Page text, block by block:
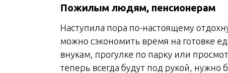
Пожилым людям, пенсионерам
Наступила пора по-настоящему
можно сэкономить время на готовке
внукам, прогулке по парку или
теперь всегда будут под рукой, нужно